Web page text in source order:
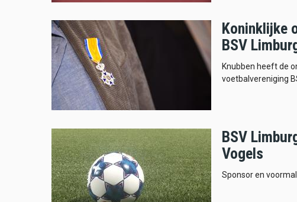
Koninklijke
BSV
Knubben heeft de
voetbalvereniging
BSV
Vogels
Sponsor en